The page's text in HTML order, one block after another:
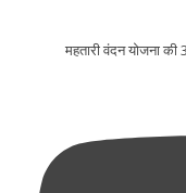
महतारी वंदन योजना की